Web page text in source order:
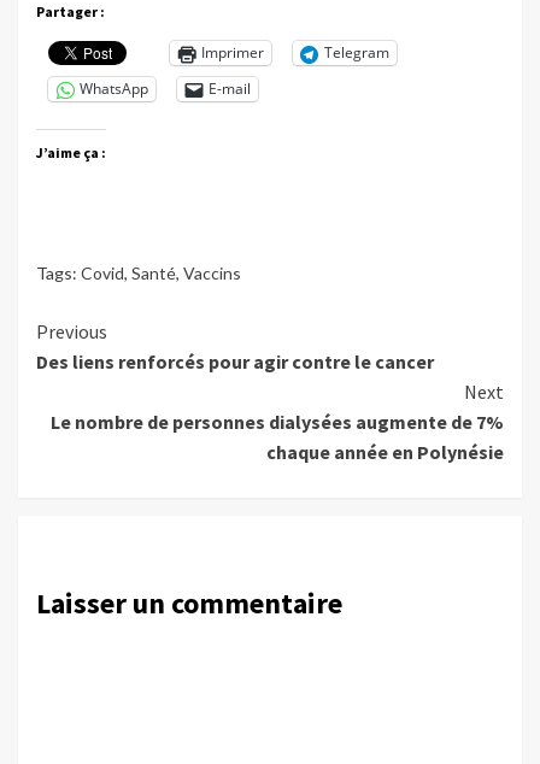
Partager :
Imprimer
Telegram
WhatsApp
E-mail
J’aime ça :
Tags: Covid, Santé, Vaccins
Continue
Reading
Previous
Des liens renforcés pour agir contre le cancer
Next
Le nombre de personnes dialysées augmente de 7%
chaque année en Polynésie
Laisser un commentaire